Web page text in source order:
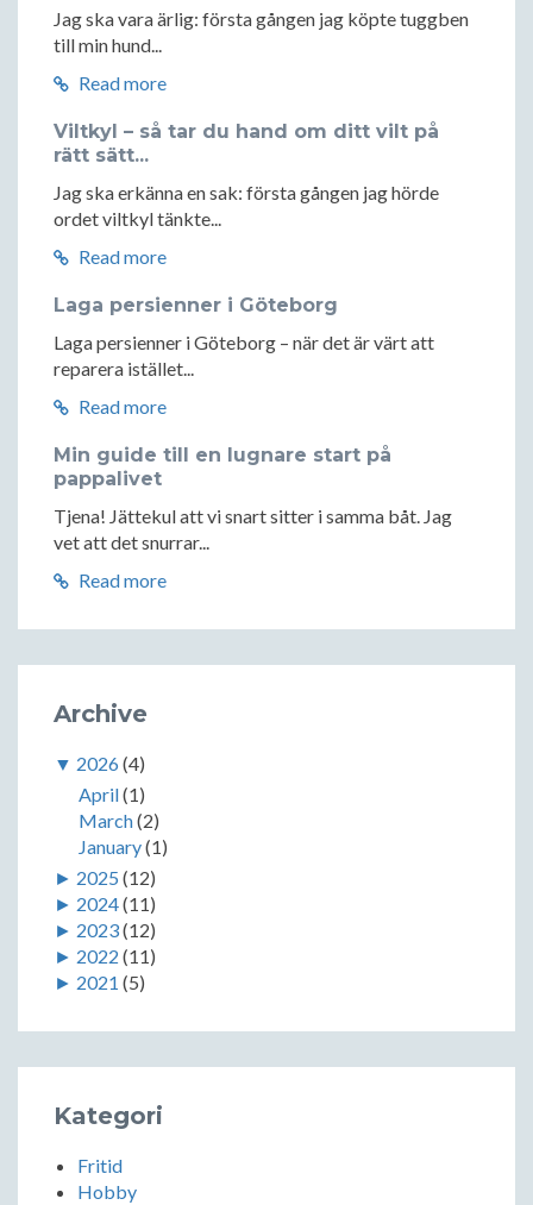
Jag ska vara ärlig: första gången jag köpte tuggben
till min hund...
Read more
Viltkyl – så tar du hand om ditt vilt på
rätt sätt...
Jag ska erkänna en sak: första gången jag hörde
ordet viltkyl tänkte...
Read more
Laga persienner i Göteborg
Laga persienner i Göteborg – när det är värt att
reparera istället...
Read more
Min guide till en lugnare start på
pappalivet
Tjena! Jättekul att vi snart sitter i samma båt. Jag
vet att det snurrar...
Read more
Archive
▼ 2026(4)
April(1)
March(2)
January(1)
► 2025 (12)
► 2024(11)
► 2023(12)
► 2022 (11)
► 2021 (5)
Kategori
Fritid
Hobby